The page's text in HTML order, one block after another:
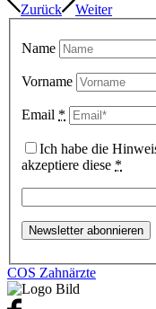
Zurück Weiter
Name
Vorname
Email *
Ich habe die
akzeptiere diese *
COS Zahnärzte